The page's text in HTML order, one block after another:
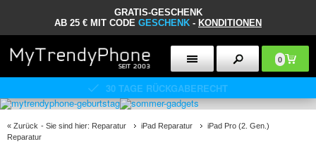
GRATIS-GESCHENK
AB 25 € MIT CODE GESCHENK - KONDITIONEN
0
30 TAGE RÜCKGABERECHT
« Zurück - Sie sind hier: Reparatur iPad Reparatur
iPad Pro (2. Gen.)
Reparatur